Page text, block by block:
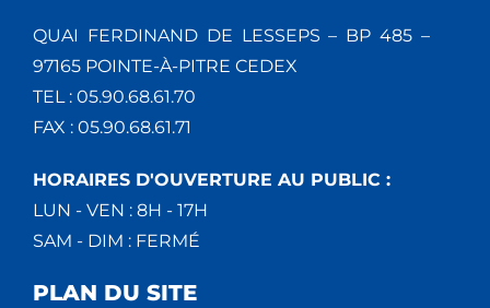
QUAI FERDINAND DE LESSEPS – BP 485 –
97165 POINTE-À-PITRE CEDEX
TEL : 05.90.68.61.70
FAX : 05.90.68.61.71
HORAIRES D'OUVERTURE AU PUBLIC :
LUN - VEN : 8H - 17H
SAM - DIM : FERMÉ
PLAN DU SITE